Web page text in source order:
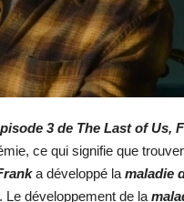
3 de The Last of Us,
ce qui signifie que
a développé la maladie
Le développement de la